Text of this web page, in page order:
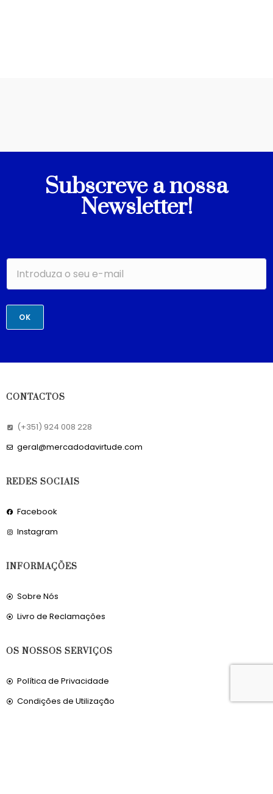
Subscreve a nossa
Newsletter!
OK
CONTACTOS
(+351) 924 008 228
geral@mercadodavirtude.com
REDES SOCIAIS
Facebook
Instagram
INFORMAÇÕES
Sobre Nós
Livro de Reclamações
OS NOSSOS SERVIÇOS
Política de Privacidade
Condições de Utilização